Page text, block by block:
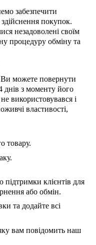
забезпечити
покупок.
незадоволені своїм
процедуру обміну та
Ви можете повернути
днів з моменту його
використовувався і
властивості,
товару.
клієнтів для
або обмін.
та додайте всі
вам повідомить наш